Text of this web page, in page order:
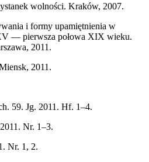
wolności. Kraków, 2007.
i formy upamiętnienia w
— pierwsza połowa XIX wieku.
2011.
2011.
59. Jg. 2011. Hf. 1–4.
Nr. 1–3.
Nr. 1, 2.